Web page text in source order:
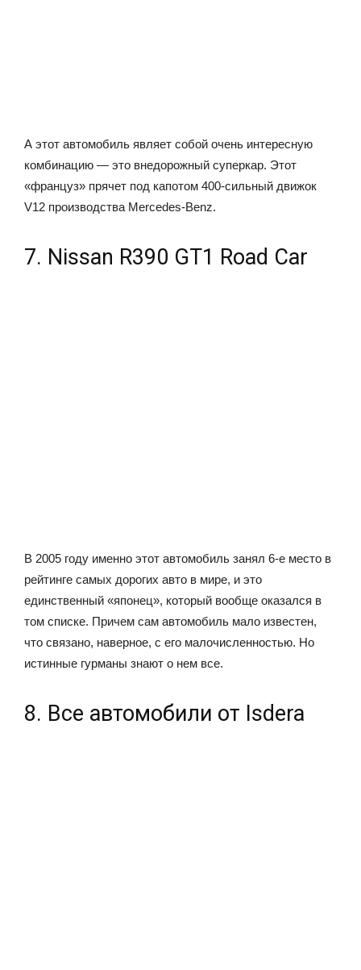
А этот автомобиль являет собой очень интересную
комбинацию — это внедорожный суперкар. Этот
«француз» прячет под капотом 400-сильный движок
V12 производства Mercedes-Benz.
7. Nissan R390 GT1 Road Car
В 2005 году именно этот автомобиль занял 6-е место в
рейтинге самых дорогих авто в мире, и это
единственный «японец», который вообще оказался в
том списке. Причем сам автомобиль мало известен,
что связано, наверное, с его малочисленностью. Но
истинные гурманы знают о нем все.
8. Все автомобили от Isdera